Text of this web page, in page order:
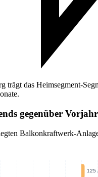
trägt das Heimsegment-
gegenüber Vorjahr
Balkonkraftwerk-